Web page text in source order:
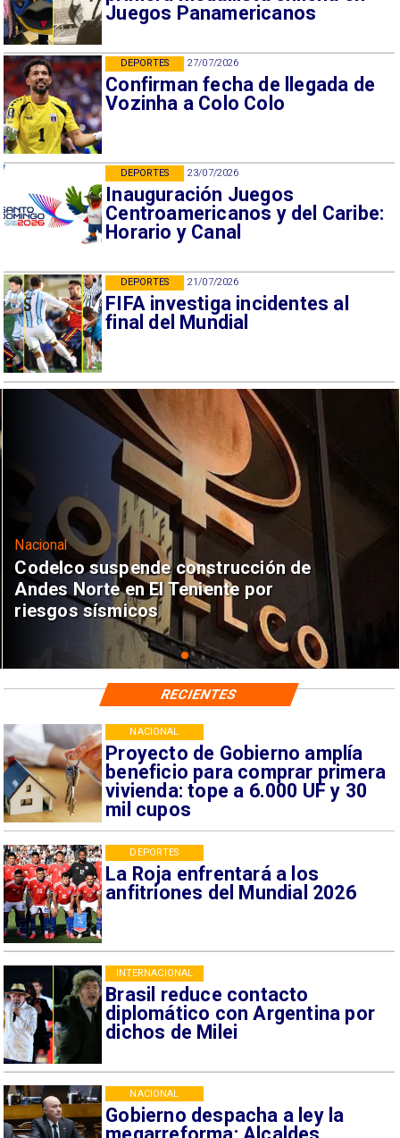
Juegos Panamericanos
27/07/2026
Confirman fecha de llegada de
Vozinha a Colo Colo
DEPORTES
23/07/2026
Inauguración Juegos
Centroamericanos y del Caribe:
Horario y Canal
DEPORTES
21/07/2026
FIFA investiga incidentes al
final del Mundial
DEPORTES
Nacional
Codelco suspende construcción de
Andes Norte en El Teniente por
riesgos sísmicos
Proyecto de Gobierno amplía
beneficio para comprar primera
vivienda: tope a 6.000 UF y 30
mil cupos
NACIONAL
La Roja enfrentará a los
anfitriones del Mundial 2026
DEPORTES
Brasil reduce contacto
diplomático con Argentina por
dichos de Milei
INTERNACIONAL
Gobierno despacha a ley la
NACIONAL
RECIENTES